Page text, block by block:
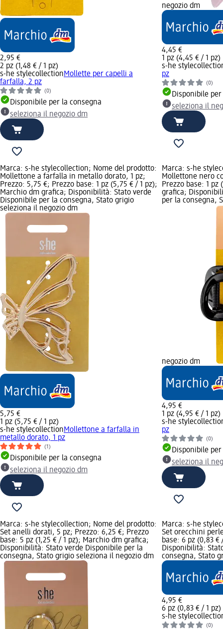
2,95 €
2 pz (1,48 € / 1 pz)
s-he stylecollectionMollette per capelli a
farfalla, 2 pz
(0)
Disponibile per la consegna
seleziona il negozio dm
negozio dm
4,45 €
1 pz (4,45 € / 1 pz)
s-he
pz
(0)
Disponibile
seleziona il
Marca: s-he stylecollection; Nome del prodotto:
Mollettone a farfalla in metallo dorato, 1 pz;
Prezzo: 5,75 €; Prezzo base: 1 pz (5,75 € / 1 pz);
Marchio dm grafica; Disponibilità: Stato verde
Disponibile per la consegna, Stato grigio
seleziona il negozio dm
5,75 €
1 pz (5,75 € / 1 pz)
s-he stylecollectionMollettone a farfalla in
metallo dorato, 1 pz
(1)
Disponibile per la consegna
seleziona il negozio dm
Marca: s-he
Mollettone nero
Prezzo base: 1
grafica;
per la consegna,
negozio dm
4,95 €
1 pz (4,95 € / 1 pz)
s-he
pz
(0)
Disponibile
seleziona il
Marca: s-he stylecollection; Nome del prodotto:
Set anelli dorati, 5 pz; Prezzo: 6,25 €; Prezzo
base: 5 pz (1,25 € / 1 pz); Marchio dm grafica;
Disponibilità: Stato verde Disponibile per la
consegna, Stato grigio seleziona il negozio dm
Marca: s-he
Set orecchini
base: 6 pz (0,83
Disponibilità:
consegna, Stato
4,95 €
6 pz (0,83 € / 1 pz)
s-he
(0)